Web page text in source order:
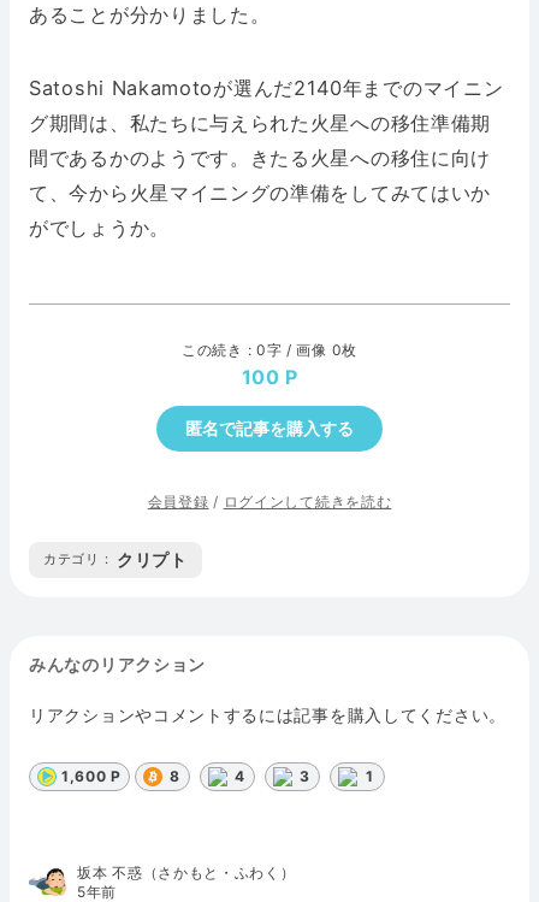
あることが分かりました。
Satoshi Nakamotoが選んだ2140年までのマイニン
グ期間は、私たちに与えられた火星への移住準備期
間であるかのようです。きたる火星への移住に向け
て、今から火星マイニングの準備をしてみてはいか
がでしょうか。
この続き : 0字 / 画像 0枚
100
匿名で記事を購入する
会員登録 / ログインして続きを読む
カテゴリ : クリプト
みんなのリアクション
リアクションやコメントするには記事を購入してください。
1,600 P 8 4 3 1
坂本 不惑（さかもと・ふわく）
5年前